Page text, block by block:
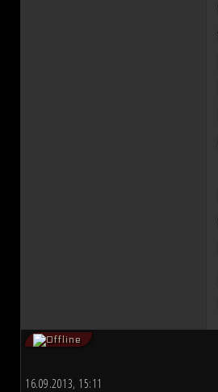
16.09.2013, 15:11